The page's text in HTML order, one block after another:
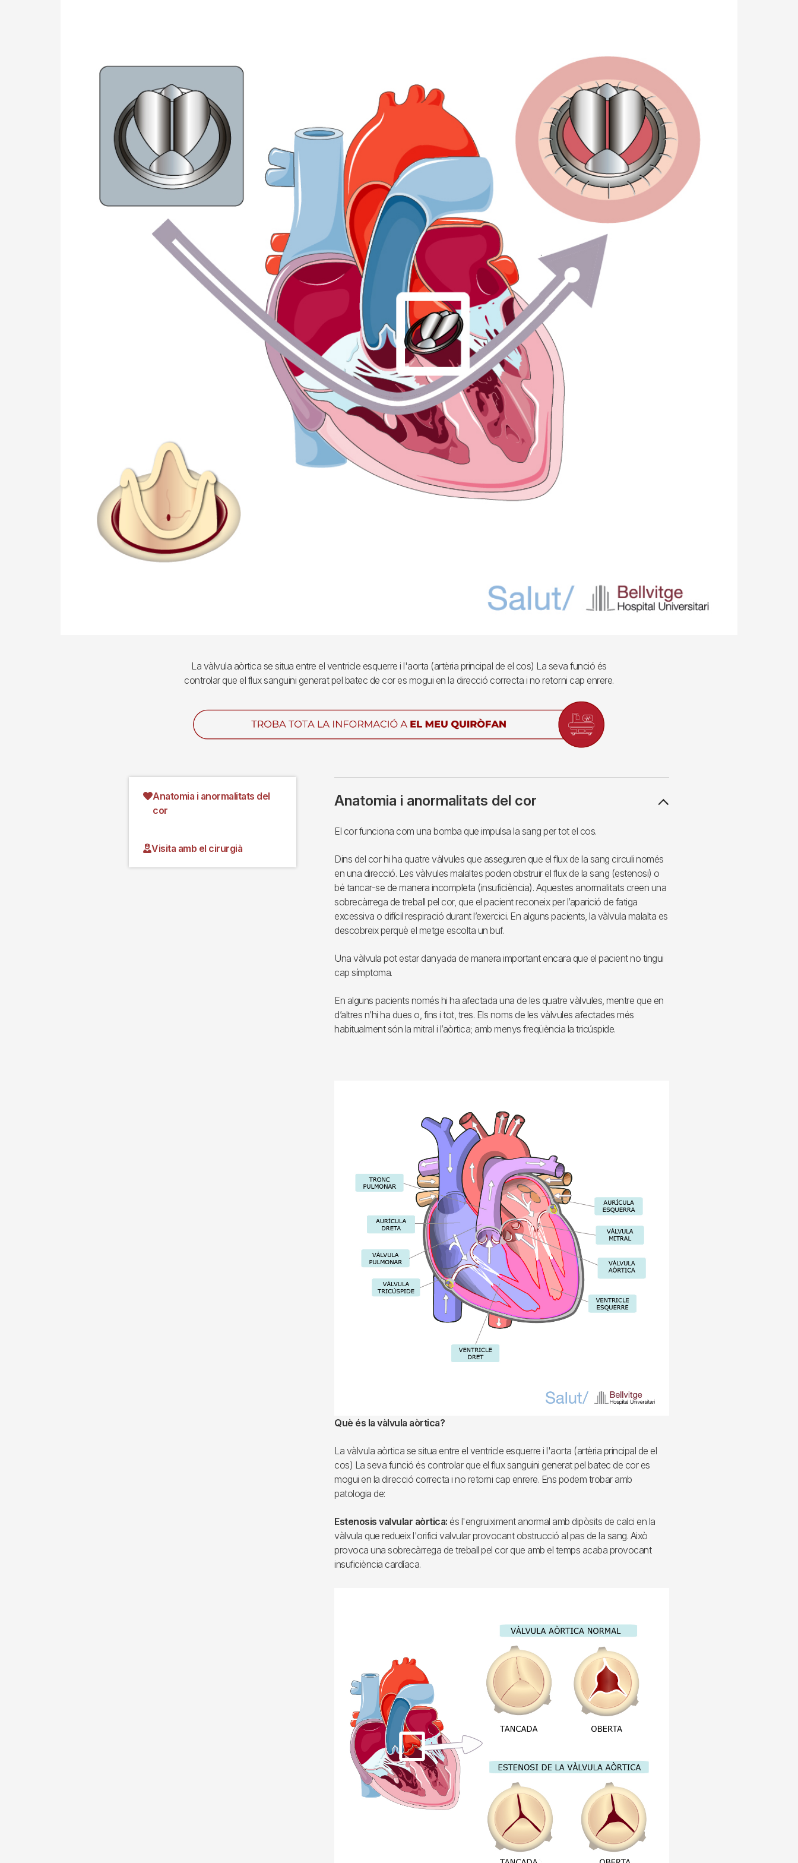
La vàlvula aòrtica se situa entre el ventricle esquerre i l'aorta (artèria principal de el cos) La seva funció és
controlar que el flux sanguini generat pel batec de cor es mogui en la direcció correcta i no retorni cap enrere.
Imagen
Anatomia i anormalitats del
cor
Visita amb el cirurgià
Anatomia i anormalitats del cor
El cor funciona com una bomba que impulsa la sang per tot el cos.
Dins del cor hi ha quatre vàlvules que asseguren que el flux de la sang circuli només
en una direcció. Les vàlvules malaltes poden obstruir el flux de la sang (estenosi) o
bé tancar-se de manera incompleta (insuficiència). Aquestes anormalitats creen una
sobrecàrrega de treball pel cor, que el pacient reconeix per l’aparició de fatiga
excessiva o difícil respiració durant l’exercici. En alguns pacients, la vàlvula malalta es
descobreix perquè el metge escolta un buf.
Una vàlvula pot estar danyada de manera important encara que el pacient no tingui
cap símptoma.
En alguns pacients només hi ha afectada una de les quatre vàlvules, mentre que en
d’altres n’hi ha dues o, fins i tot, tres. Els noms de les vàlvules afectades més
habitualment són la mitral i l’aòrtica; amb menys freqüència la tricúspide.
Què és la vàlvula aòrtica?
La vàlvula aòrtica se situa entre el ventricle esquerre i l'aorta (artèria principal de el
cos) La seva funció és controlar que el flux sanguini generat pel batec de cor es
mogui en la direcció correcta i no retorni cap enrere. Ens podem trobar amb
patologia de:
Estenosis valvular aòrtica: és l'engruiximent anormal amb dipòsits de calci en la
vàlvula que redueix l'orifici valvular provocant obstrucció al pas de la sang. Això
provoca una sobrecàrrega de treball pel cor que amb el temps acaba provocant
insuficiència cardíaca.